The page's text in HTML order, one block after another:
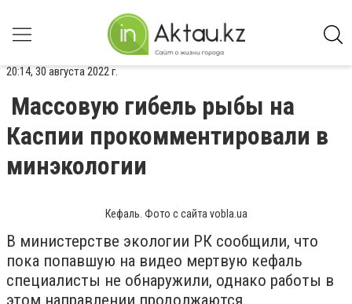
20:14, 30 августа 2022 г.
Массовую гибель рыбы на
Каспии прокомментировали в
минэкологии
Кефаль. Фото с сайта vobla.ua
В министерстве экологии РК сообщили, что
пока попавшую на видео мертвую кефаль
специалисты не обнаружили, однако работы в
этом направлении продолжаются.